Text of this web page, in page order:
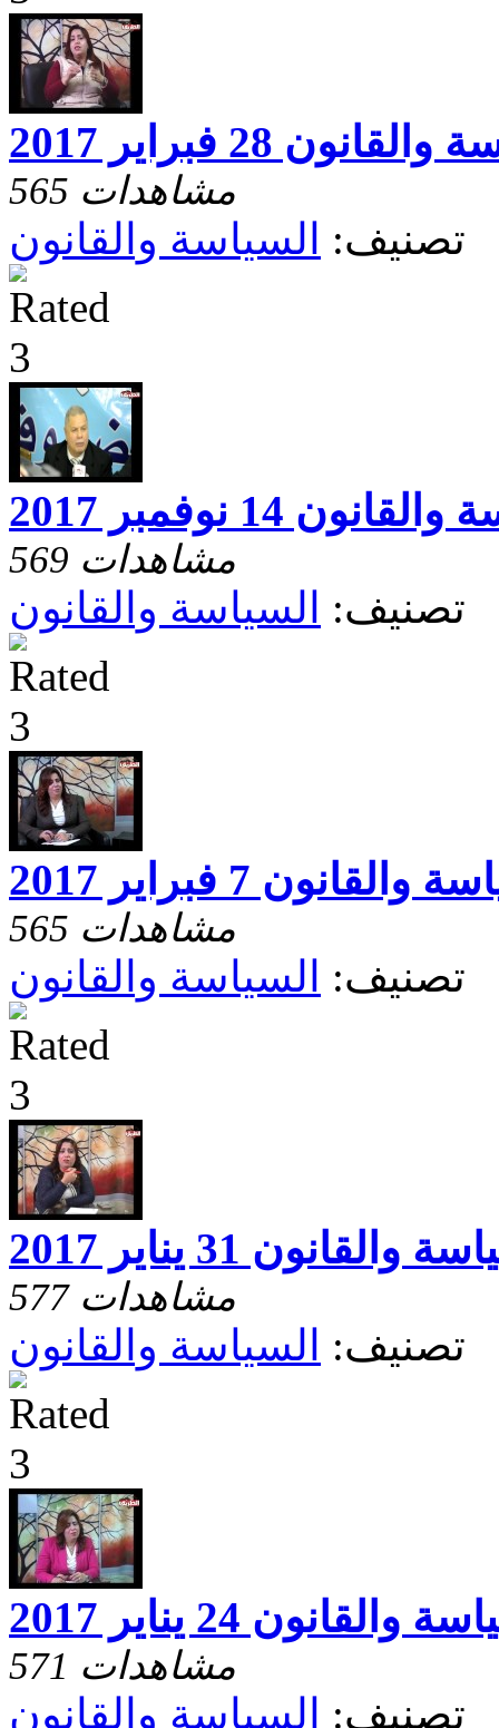
28 فبراير 2017
565 مشاهدات
تصنيف: السياسة والقانون
14 نوفمبر 2017
569 مشاهدات
تصنيف: السياسة والقانون
7 فبراير 2017
565 مشاهدات
تصنيف: السياسة والقانون
والقانون 31 يناير 2017
577 مشاهدات
تصنيف: السياسة والقانون
والقانون 24 يناير 2017
571 مشاهدات
تصنيف: السياسة والقانون